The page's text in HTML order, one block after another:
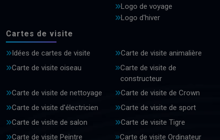
Logo de voyage
Logo d'hiver
Cartes de visite
Idées de cartes de visite
Carte de visite animalière
Carte de visite oiseau
Carte de visite de
constructeur
Carte de visite de nettoyage
Carte de visite de Crown
Carte de visite d'électricien
Carte de visite de sport
Carte de visite de salon
Carte de visite Tigre
Carte de visite Peintre
Carte de visite Ordinateur